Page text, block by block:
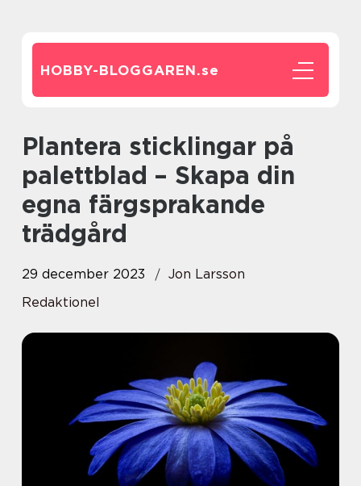
HOBBY-BLOGGAREN.se
Plantera sticklingar på
palettblad – Skapa din
egna färgsprakande
trädgård
29 december 2023
Jon Larsson
Redaktionel